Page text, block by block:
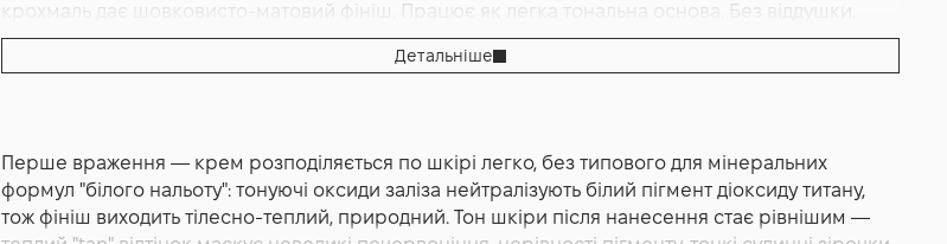
крохмаль дає шовковисто-матовий фініш. Працює як легка тональна основа. Без віддушки,
веган, cruelty-free. Швейцарський бренд Elementre.
поглинають UV-промені, ця формула побудована на 100% мінеральних (фізичних) фільтрах —
Titanium Dioxide [nano] і Zinc Oxide [nano], які створюють механічний бар'єр на поверхні шкіри
й відображають UV-випромінювання, не вступаючи в хімічну реакцію з тканинами. Це
Детальніше
Перше враження — крем розподіляється по шкірі легко, без типового для мінеральних
формул "білого нальоту": тонуючі оксиди заліза нейтралізують білий пігмент діоксиду титану,
тож фініш виходить тілесно-теплий, природний. Тон шкіри після нанесення стає рівнішим —